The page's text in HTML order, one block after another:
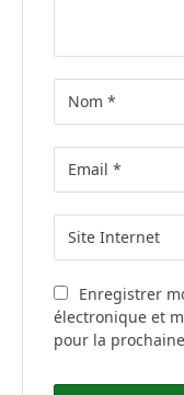
Enregistrer
électronique et
pour la